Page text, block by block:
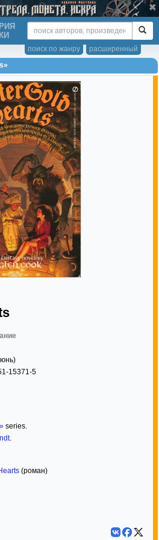
расширенный
поиск по жанру
15371-5
series.
.
(роман)